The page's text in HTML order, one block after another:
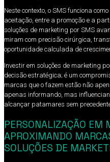
Neste contexto, o SMS funciona
aceitação, entre a promoção e a
soluções de marketing por SMS
miram com precisão cirúrgica,
oportunidade calculada de
Investir em soluções de marketing
decisão estratégica; é um
marcas que o fazem estão não
apenas informando, mas
alcançar patamares sem
PERSONALIZAÇÃO EM
APROXIMANDO
SOLUÇÕES DE